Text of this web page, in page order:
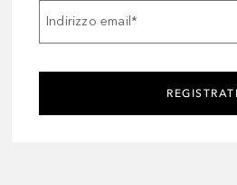
Indirizzo email*
REGISTRATI